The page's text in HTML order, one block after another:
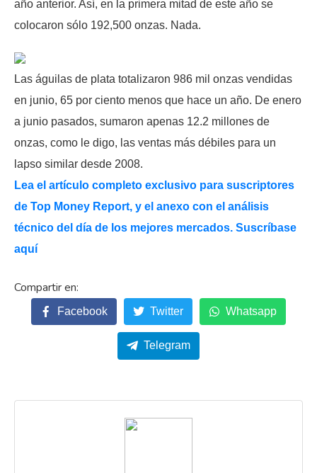
año anterior. Así, en la primera mitad de este año se
colocaron sólo 192,500 onzas. Nada.
Las águilas de plata totalizaron 986 mil onzas vendidas
en junio, 65 por ciento menos que hace un año. De enero
a junio pasados, sumaron apenas 12.2 millones de
onzas, como le digo, las ventas más débiles para un
lapso similar desde 2008.
Lea el artículo completo exclusivo para suscriptores
de Top Money Report, y el anexo con el análisis
técnico del día de los mejores mercados. Suscríbase
aquí
Facebook Twitter Whatsapp
Telegram